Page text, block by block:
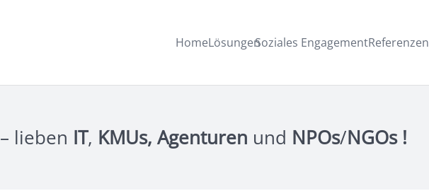
HomeLösungenSoziales EngagementReferenzen
– lieben IT, KMUs, Agenturen und NPOs/NGOs !